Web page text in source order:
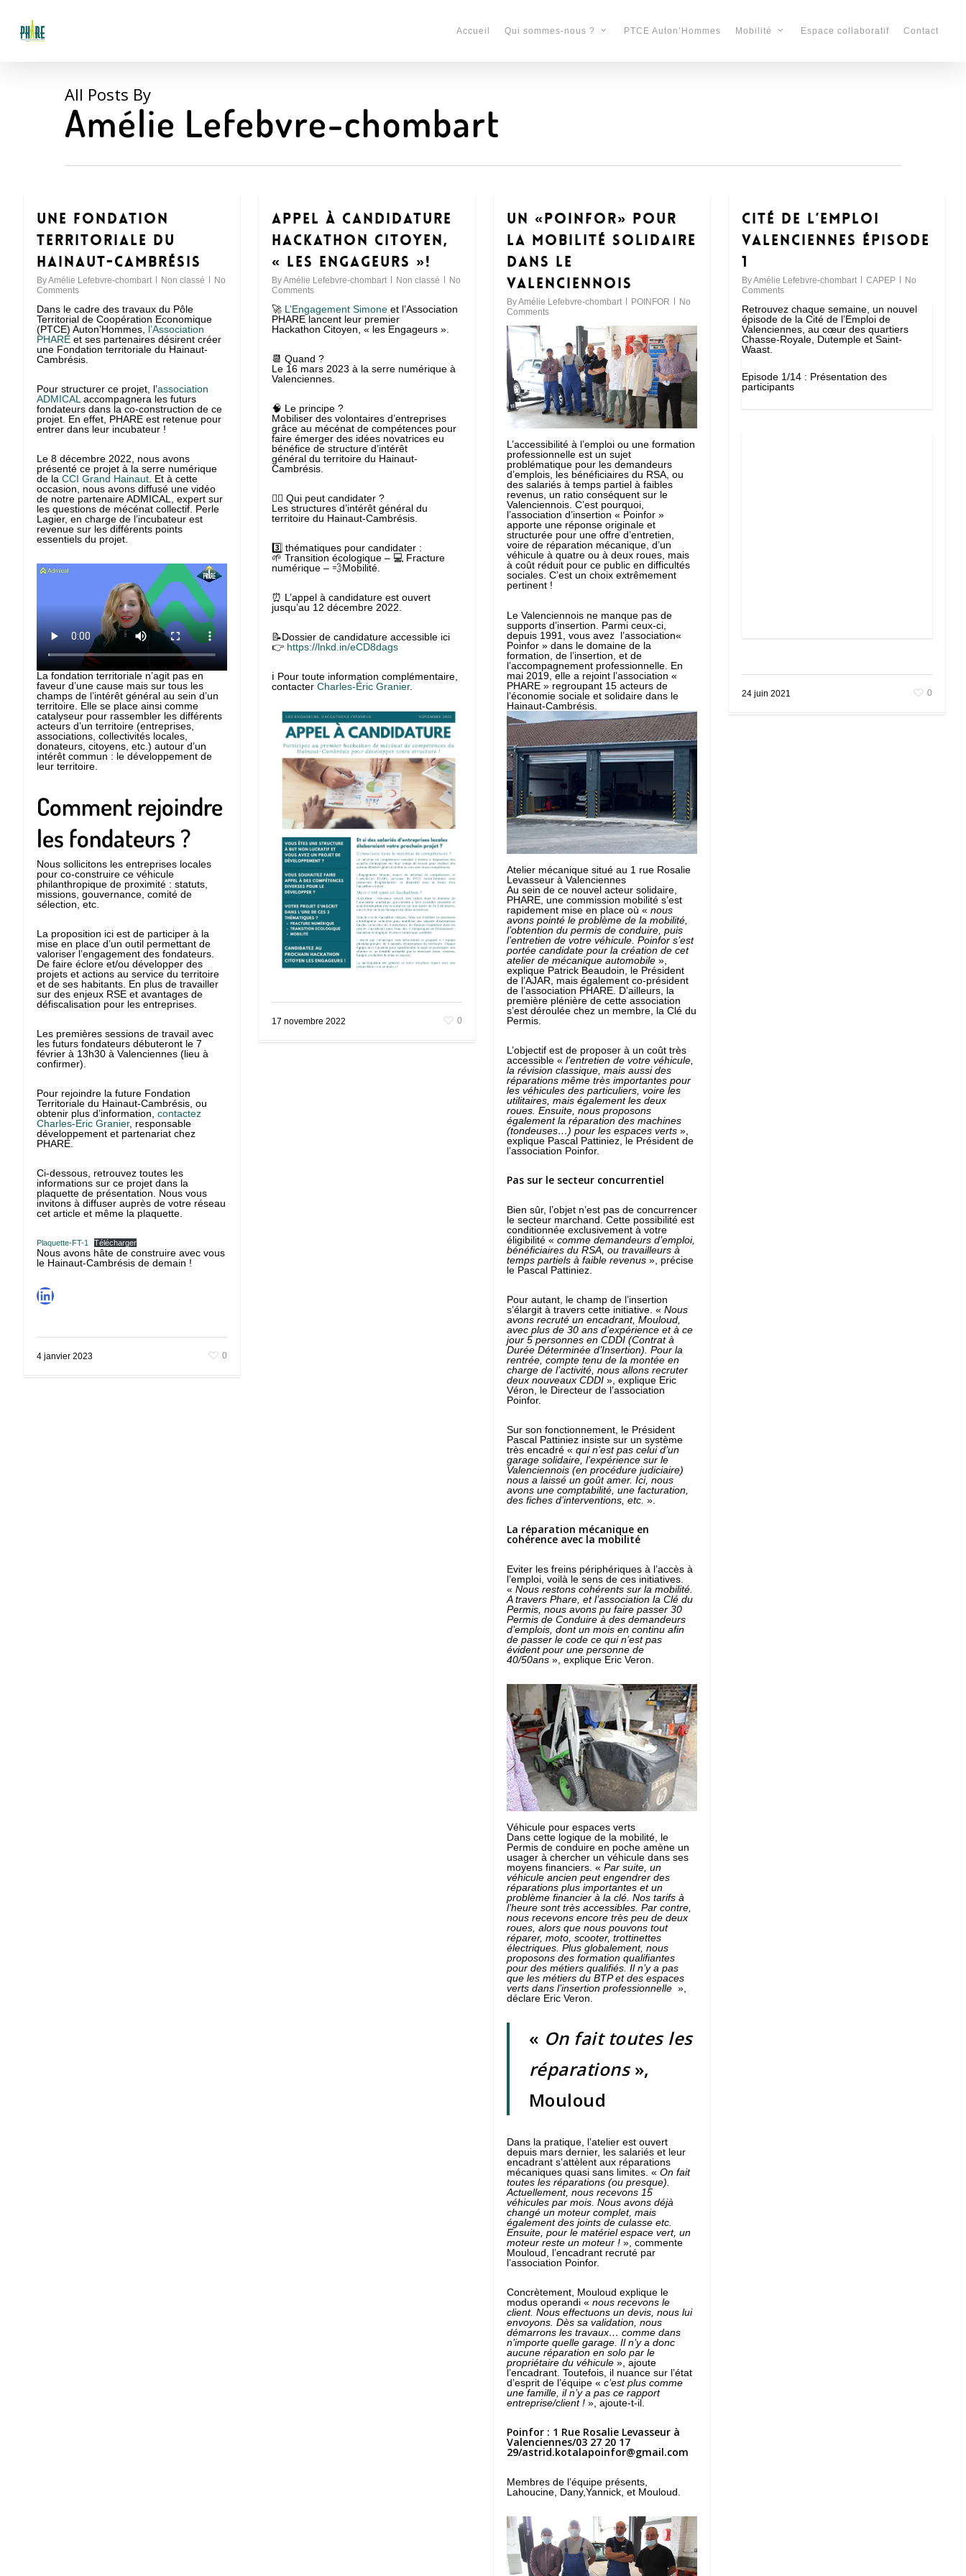
main
content
Accueil Qui sommes-nous ? PTCE Auton’Hommes Mobilité Espace collaboratif Contact
All Posts By
Amélie Lefebvre-chombart
Une Fondation
Territoriale du
Hainaut-Cambrésis
ByAmélie Lefebvre-chombart Non classé
No
Comments
Dans le cadre des travaux du Pôle
Territorial de Coopération Economique
(PTCE) Auton’Hommes, l’Association
PHAREet ses partenaires désirent créer
une Fondation territoriale du Hainaut-
Cambrésis.
Pour structurer ce projet, l’association
ADMICAL accompagnera les futurs
fondateurs dans la co-construction de ce
projet. En effet, PHARE est retenue pour
entrer dans leur incubateur !
Le 8 décembre 2022, nous avons
présenté ce projet à la serre numérique
de la CCI Grand Hainaut. Et à cette
occasion, nous avons diffusé une vidéo
de notre partenaire ADMICAL, expert sur
les questions de mécénat collectif. Perle
Lagier, en charge de l’incubateur est
revenue sur les différents points
essentiels du projet.
La fondation territoriale n’agit pas en
faveur d’une cause mais sur tous les
champs de l’intérêt général au sein d’un
territoire. Elle se place ainsi comme
catalyseur pour rassembler les différents
acteurs d’un territoire (entreprises,
associations, collectivités locales,
donateurs, citoyens, etc.) autour d’un
intérêt commun : le développement de
leur territoire.
Comment rejoindre
les fondateurs ?
Nous sollicitons les entreprises locales
pour co-construire ce véhicule
philanthropique de proximité : statuts,
missions, gouvernance, comité de
sélection, etc.
La proposition ici est de participer à la
mise en place d’un outil permettant de
valoriser l’engagement des fondateurs.
De faire éclore et/ou développer des
projets et actions au service du territoire
et de ses habitants. En plus de travailler
sur des enjeux RSE et avantages de
défiscalisation pour les entreprises.
Les premières sessions de travail avec
les futurs fondateurs débuteront le 7
février à 13h30 à Valenciennes (lieu à
confirmer).
Pour rejoindre la future Fondation
Territoriale du Hainaut-Cambrésis, ou
obtenir plus d’information, contactez
Charles-Eric Granier, responsable
développement et partenariat chez
PHARE.
Ci-dessous, retrouvez toutes les
informations sur ce projet dans la
plaquette de présentation. Nous vous
invitons à diffuser auprès de votre réseau
cet article et même la plaquette.
Plaquette-FT-1 Télécharger
Nous avons hâte de construire avec vous
le Hainaut-Cambrésis de demain !
LinkedIn
4 janvier 2023 0
Appel à Candidature
Hackathon Citoyen,
« les Engageurs »!
ByAmélie Lefebvre-chombart Non classé
No
Comments
🚀 L’Engagement Simoneet l’Association
PHARE lancent leur premier
Hackathon Citoyen, « les Engageurs ».
📆 Quand ?
Le 16 mars 2023 à la serre numérique à
Valenciennes.
🧠 Le principe ?
Mobiliser des volontaires d’entreprises
grâce au mécénat de compétences pour
faire émerger des idées novatrices eu
bénéfice de structure d’intérêt
général du territoire du Hainaut-
Cambrésis.
🙋‍♂️ Qui peut candidater ?
Les structures d’intérêt général du
territoire du Hainaut-Cambrésis.
3️⃣ thématiques pour candidater :
🌱 Transition écologique – 💻 Fracture
numérique – 💨Mobilité.
⏰ L’appel à candidature est ouvert
jusqu’au 12 décembre 2022.
📝Dossier de candidature accessible ici
👉 https://lnkd.in/eCD8dags
ℹ Pour toute information complémentaire,
contacter Charles-Éric Granier.
17 novembre 2022 0
Un «POINFOR» pour
la mobilité solidaire
dans le
Valenciennois
ByAmélie Lefebvre-chombart POINFOR
No
Comments
L’accessibilité à l’emploi ou une formation
professionnelle est un sujet
problématique pour les demandeurs
d’emplois, les bénéficiaires du RSA, ou
des salariés à temps partiel à faibles
revenus, un ratio conséquent sur le
Valenciennois. C’est pourquoi,
l’association d’insertion « Poinfor »
apporte une réponse originale et
structurée pour une offre d’entretien,
voire de réparation mécanique, d’un
véhicule à quatre ou à deux roues, mais
à coût réduit pour ce public en difficultés
sociales. C’est un choix extrêmement
pertinent !
Le Valenciennois ne manque pas de
supports d’insertion. Parmi ceux-ci,
depuis 1991, vous avez l’association«
Poinfor » dans le domaine de la
formation, de l’insertion, et de
l’accompagnement professionnelle. En
mai 2019, elle a rejoint l’association «
PHARE » regroupant 15 acteurs de
l’économie sociale et solidaire dans le
Hainaut-Cambrésis.
Atelier mécanique situé au 1 rue Rosalie
Levasseur à Valenciennes
Au sein de ce nouvel acteur solidaire,
PHARE, une commission mobilité s’est
rapidement mise en place où « nous
avons pointé le problème de la mobilité,
l’obtention du permis de conduire, puis
l’entretien de votre véhicule. Poinfor s’est
portée candidate pour la création de cet
atelier de mécanique automobile »,
explique Patrick Beaudoin, le Président
de l’AJAR, mais également co-président
de l’association PHARE. D’ailleurs, la
première plénière de cette association
s’est déroulée chez un membre, la Clé du
Permis.
L’objectif est de proposer à un coût très
accessible « l’entretien de votre véhicule,
la révision classique, mais aussi des
réparations même très importantes pour
les véhicules des particuliers, voire les
utilitaires, mais également les deux
roues. Ensuite, nous proposons
également la réparation des machines
(tondeuses…) pour les espaces verts »,
explique Pascal Pattiniez, le Président de
l’association Poinfor.
Pas sur le secteur concurrentiel
Bien sûr, l’objet n’est pas de concurrencer
le secteur marchand. Cette possibilité est
conditionnée exclusivement à votre
éligibilité « comme demandeurs d’emploi,
bénéficiaires du RSA, ou travailleurs à
temps partiels à faible revenus», précise
le Pascal Pattiniez.
Pour autant, le champ de l’insertion
s’élargit à travers cette initiative. « Nous
avons recruté un encadrant, Mouloud,
avec plus de 30 ans d’expérience et à ce
jour 5 personnes en CDDI (Contrat à
Durée Déterminée d’Insertion). Pour la
rentrée, compte tenu de la montée en
charge de l’activité, nous allons recruter
deux nouveaux CDDI », explique Eric
Véron, le Directeur de l’association
Poinfor.
Sur son fonctionnement, le Président
Pascal Pattiniez insiste sur un système
très encadré « qui n’est pas celui d’un
garage solidaire, l’expérience sur le
Valenciennois (en procédure judiciaire)
nous a laissé un goût amer. Ici, nous
avons une comptabilité, une facturation,
des fiches d’interventions, etc. ».
La réparation mécanique en
cohérence avec la mobilité
Eviter les freins périphériques à l’accès à
l’emploi, voilà le sens de ces initiatives.
« Nous restons cohérents sur la mobilité.
A travers Phare, et l’association la Clé du
Permis, nous avons pu faire passer 30
Permis de Conduire à des demandeurs
d’emplois, dont un mois en continu afin
de passer le code ce qui n’est pas
évident pour une personne de
40/50ans », explique Eric Veron.
Véhicule pour espaces verts
Dans cette logique de la mobilité, le
Permis de conduire en poche amène un
usager à chercher un véhicule dans ses
moyens financiers. « Par suite, un
véhicule ancien peut engendrer des
réparations plus importantes et un
problème financier à la clé. Nos tarifs à
l’heure sont très accessibles. Par contre,
nous recevons encore très peu de deux
roues, alors que nous pouvons tout
réparer, moto, scooter, trottinettes
électriques. Plus globalement, nous
proposons des formation qualifiantes
pour des métiers qualifiés. Il n’y a pas
que les métiers du BTP et des espaces
verts dans l’insertion professionnelle »,
déclare Eric Veron.
« On fait toutes les
réparations»,
Mouloud
Dans la pratique, l’atelier est ouvert
depuis mars dernier, les salariés et leur
encadrant s’attèlent aux réparations
mécaniques quasi sans limites. « On fait
toutes les réparations (ou presque).
Actuellement, nous recevons 15
véhicules par mois. Nous avons déjà
changé un moteur complet, mais
également des joints de culasse etc.
Ensuite, pour le matériel espace vert, un
moteur reste un moteur !», commente
Mouloud, l’encadrant recruté par
l’association Poinfor.
Concrètement, Mouloud explique le
modus operandi « nous recevons le
client. Nous effectuons un devis, nous lui
envoyons. Dès sa validation, nous
démarrons les travaux… comme dans
n’importe quelle garage. Il n’y a donc
aucune réparation en solo par le
propriétaire du véhicule », ajoute
l’encadrant. Toutefois, il nuance sur l’état
d’esprit de l’équipe « c’est plus comme
une famille, il n’y a pas ce rapport
entreprise/client !», ajoute-t-il.
Poinfor : 1 Rue Rosalie Levasseur à
Valenciennes/03 27 20 17
29/astrid.kotalapoinfor@gmail.com
Membres de l’équipe présents,
Lahoucine, Dany,Yannick, et Mouloud.
Cité de l’emploi
Valenciennes épisode
1
ByAmélie Lefebvre-chombart CAPEP
No
Comments
Retrouvez chaque semaine, un nouvel
épisode de la Cité de l’Emploi de
Valenciennes, au cœur des quartiers
Chasse-Royale, Dutemple et Saint-
Waast.
Episode 1/14 : Présentation des
participants
24 juin 2021 0